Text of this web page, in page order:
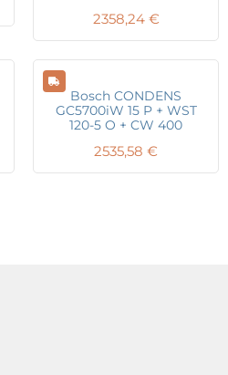
2358,24 €
Bosch CONDENS
GC5700iW 15 P + WST
120-5 O + CW 400
2535,58 €